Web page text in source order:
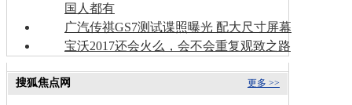
国人都有
广汽传祺GS7测试谍照曝光 配大尺寸屏幕
宝沃2017还会火么，会不会重复观致之路
更多 >>
搜狐焦点网